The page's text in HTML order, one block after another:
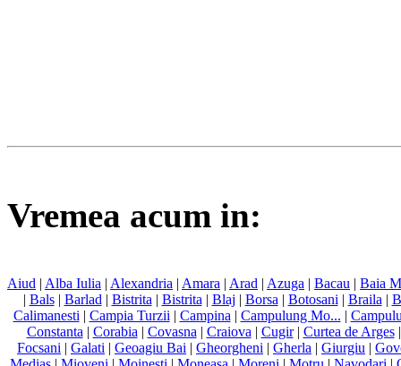
Vremea acum in:
Aiud | Alba Iulia | Alexandria | Amara | Arad | Azuga | Bacau | Baia
| Bals| Barlad | Bistrita | Bistrita | Blaj | Borsa | Botosani | Braila |
Calimanesti | Campia Turzii | Campina | Campulung Mo... |
Constanta | Corabia | Covasna | Craiova | Cugir| Curtea de Arges
Focsani | Galati | Geoagiu Bai | Gheorgheni | Gherla | Giurgiu |